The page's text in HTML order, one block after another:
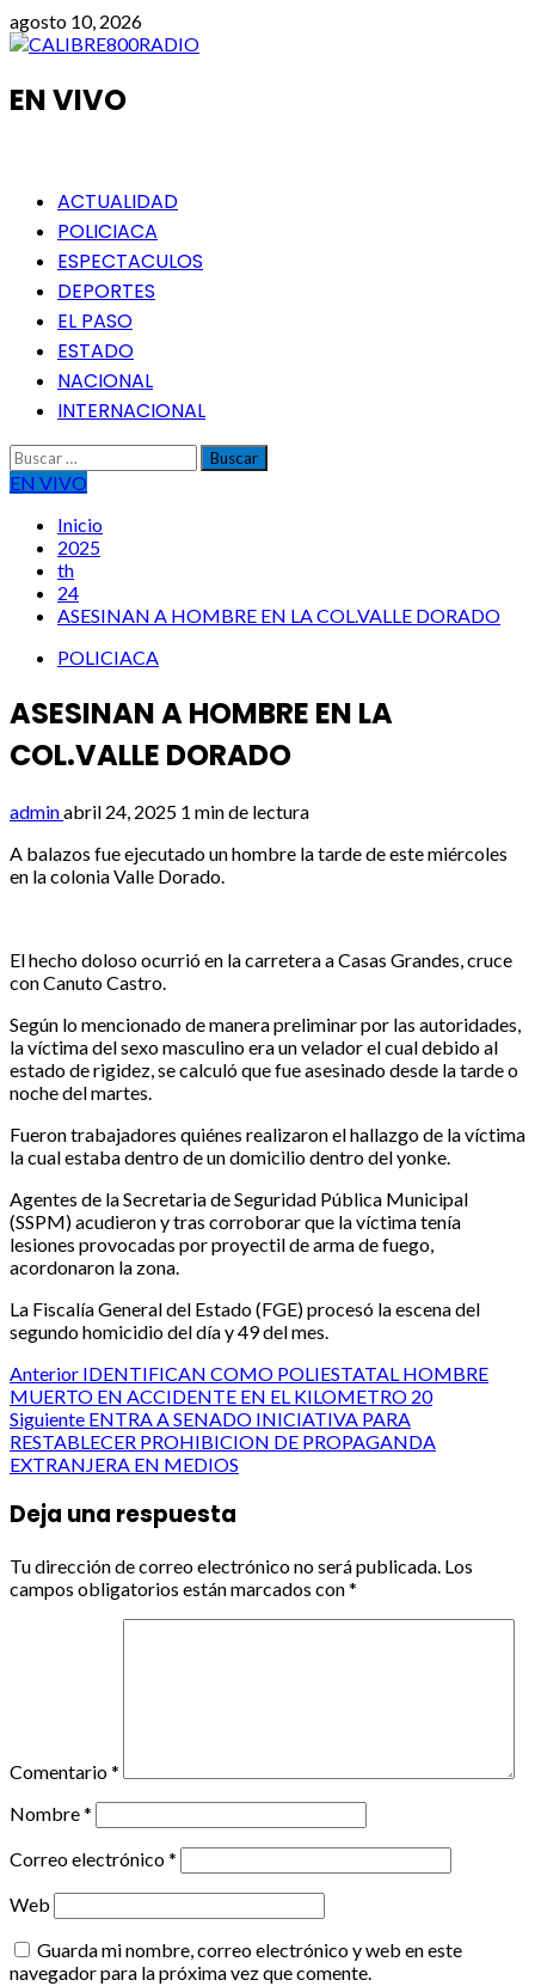
Saltar
al
agosto 10, 2026
EN VIVO
Menú
principal
ACTUALIDAD
POLICIACA
ESPECTACULOS
DEPORTES
EL PASO
ESTADO
NACIONAL
INTERNACIONAL
Buscar:
EN VIVO
Inicio
2025
th
24
ASESINAN A HOMBRE EN LA COL.VALLE DORADO
POLICIACA
ASESINAN A HOMBRE EN LA
COL.VALLE DORADO
adminabril 24, 2025 1 min de lectura
A balazos fue ejecutado un hombre la tarde de este miércoles
en la colonia Valle Dorado.
El hecho doloso ocurrió en la carretera a Casas Grandes, cruce
con Canuto Castro.
Según lo mencionado de manera preliminar por las autoridades,
la víctima del sexo masculino era un velador el cual debido al
estado de rigidez, se calculó que fue asesinado desde la tarde o
noche del martes.
Fueron trabajadores quiénes realizaron el hallazgo de la víctima
la cual estaba dentro de un domicilio dentro del yonke.
Agentes de la Secretaria de Seguridad Pública Municipal
(SSPM) acudieron y tras corroborar que la víctima tenía
lesiones provocadas por proyectil de arma de fuego,
acordonaron la zona.
La Fiscalía General del Estado (FGE) procesó la escena del
segundo homicidio del día y 49 del mes.
Post
navigation
Anterior IDENTIFICAN COMO POLIESTATAL HOMBRE
MUERTO EN ACCIDENTE EN EL KILOMETRO 20
Siguiente ENTRA A SENADO INICIATIVA PARA
RESTABLECER PROHIBICION DE PROPAGANDA
EXTRANJERA EN MEDIOS
Deja una respuesta
Tu dirección de correo electrónico no será publicada. Los
campos obligatorios están marcados con*
Comentario*
Nombre*
Correo electrónico*
Web
Guarda mi nombre, correo electrónico y web en este
navegador para la próxima vez que comente.